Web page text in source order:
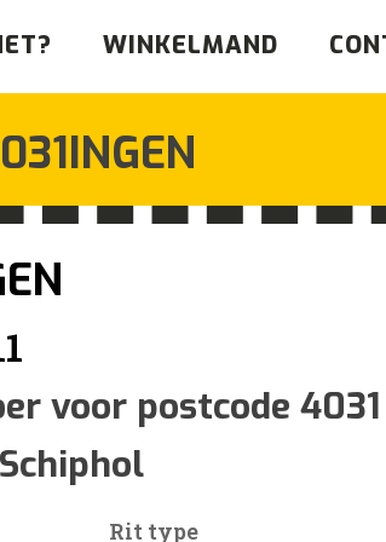
WINKELMAND
Prijsklasse:
€131
tot
voor postcode
Rit type